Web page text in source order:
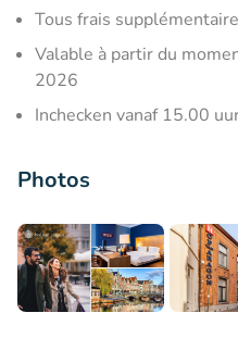
Tous frais
Valable à partir du
2026
Inchecken vanaf 15.00
Photos